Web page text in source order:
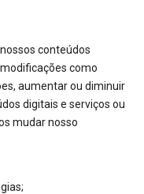
conteúdos
como
aumentar ou diminuir
digitais e serviços ou
mudar nosso